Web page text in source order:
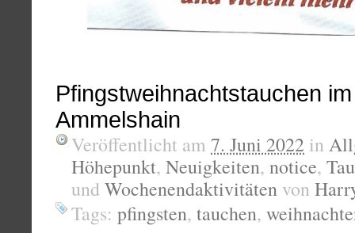
Pfingstweihnachtstauchen
Ammelshain
Veröffentlicht am 7. Juni 2022 in
Höhepunkt, Neuigkeiten, notice,
und Wochenendaktivitäten von
Tags: pfingsten, tauchen,